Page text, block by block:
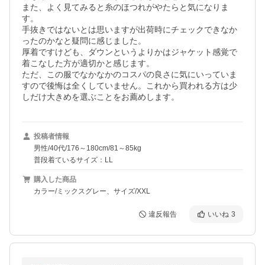
また、よく見てみると糸のほつれがやたらと気になりま
す。
手抜きではないとは思いますが出荷時にチェックできなか
ったのかなと疑問に感じました。
厚着ですけども、ダウンというよりかはジャケット感覚で
着こなした方が適切かと感じます。
ただ、この服でなかなかのコスパの良さに気にいっていま
すので後悔は全くしていません。これから買われる方は少
しだけ大きめを選ぶことをお薦めします。
投稿者情報
男性/40代/176～180cm/81～85kg
普段着ているサイズ：LL
購入した商品
カラー/ミックスグレー、サイズ/XXL
違反報告 いいね 3